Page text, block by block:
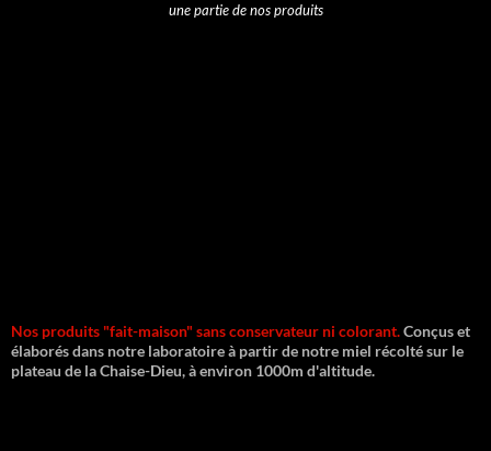
une partie de nos produits
Nos produits "fait-maison" sans conservateur ni colorant.Conçus et
élaborés dans notre laboratoire à partir de notre miel récolté sur le
plateau de la Chaise-Dieu, à environ 1000m d'altitude.